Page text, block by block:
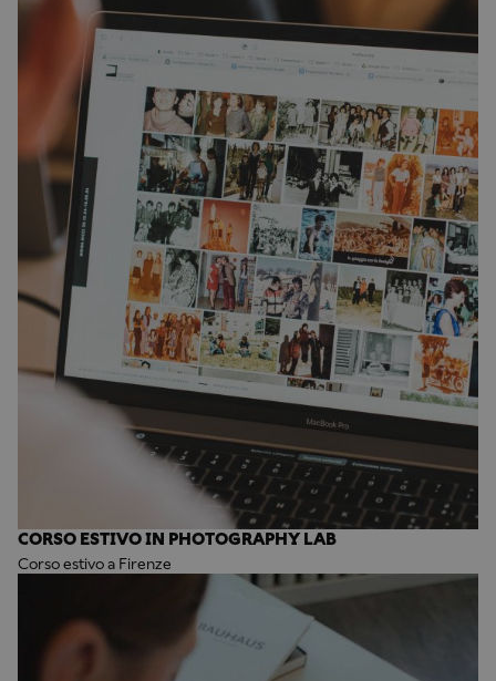
CORSO ESTIVO IN PHOTOGRAPHY LAB
Corso estivo a Firenze